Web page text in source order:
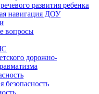
развития ребенка
навигация ДОУ
вопросы
дорожно-